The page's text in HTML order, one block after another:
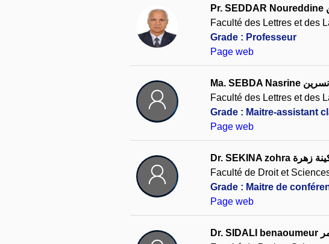
Pr. SEDDAR Noureddine
Faculté des Lettres et des
Grade : Professeur
Page web
Ma. SEBDA Nasrine
Faculté des Lettres et des
Grade : Maitre-assistant
Page web
Dr. SEKINA zohra زهرة
Faculté de Droit et
Grade : Maitre de
Page web
Dr. SIDALI benaoumeur